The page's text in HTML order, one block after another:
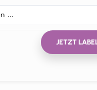
JETZT